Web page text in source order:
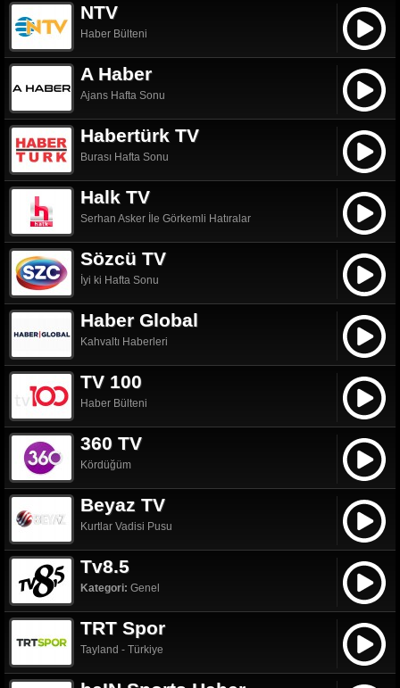
NTV
Haber Bülteni
A Haber
Ajans Hafta Sonu
Habertürk TV
Burası Hafta Sonu
Halk TV
Serhan Asker İle Görkemli Hatıralar
Sözcü TV
İyi ki Hafta Sonu
Haber Global
Kahvaltı Haberleri
TV 100
Haber Bülteni
360 TV
Kördüğüm
Beyaz TV
Kurtlar Vadisi Pusu
Tv8.5
Kategori: Genel
TRT Spor
Tayland - Türkiye